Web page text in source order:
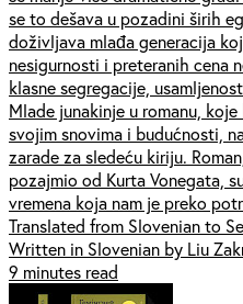
se to dešava u pozadini širih
doživljava mlađa generacija
nesigurnosti i preteranih cena
klasne segregacije,
Mlade junakinje u romanu,
svojim snovima i budućnosti,
zarade za sledeću kiriju.
pozajmio od Kurta Vonegata,
vremena koja nam je preko
Translated from Slovenian to
Written in Slovenian by Liu
9 minutes read